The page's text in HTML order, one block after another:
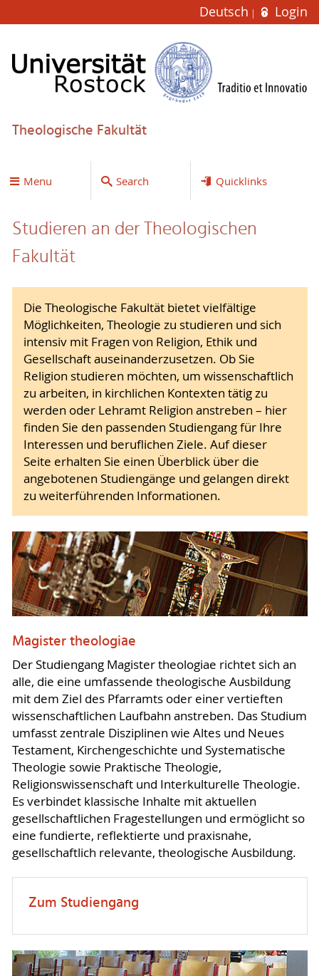
Deutsch Login
Theologische Fakultät
Menu Search Quicklinks
Studieren an der Theologischen
Fakultät
Die Theologische Fakultät bietet vielfältige
Möglichkeiten, Theologie zu studieren und sich
intensiv mit Fragen von Religion, Ethik und
Gesellschaft auseinanderzusetzen. Ob Sie
Religion studieren möchten, um wissenschaftlich
zu arbeiten, in kirchlichen Kontexten tätig zu
werden oder Lehramt Religion anstreben – hier
finden Sie den passenden Studiengang für Ihre
Interessen und beruflichen Ziele. Auf dieser
Seite erhalten Sie einen Überblick über die
angebotenen Studiengänge und gelangen direkt
zu weiterführenden Informationen.
Magister theologiae
Der Studiengang Magister theologiae richtet sich an
alle, die eine umfassende theologische Ausbildung
mit dem Ziel des Pfarramts oder einer vertieften
wissenschaftlichen Laufbahn anstreben. Das Studium
umfasst zentrale Disziplinen wie Altes und Neues
Testament, Kirchengeschichte und Systematische
Theologie sowie Praktische Theologie,
Religionswissenschaft und Interkulturelle Theologie.
Es verbindet klassische Inhalte mit aktuellen
gesellschaftlichen Fragestellungen und ermöglicht so
eine fundierte, reflektierte und praxisnahe,
gesellschaftlich relevante, theologische Ausbildung.
Zum Studiengang